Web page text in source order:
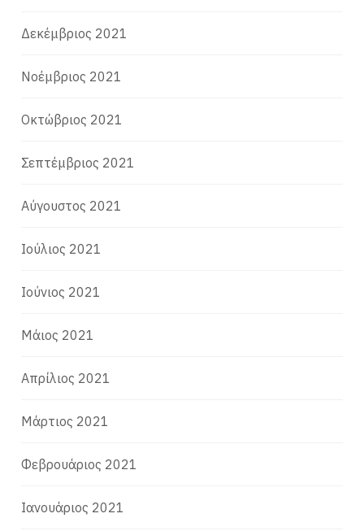
Δεκέμβριος 2021
Νοέμβριος 2021
Οκτώβριος 2021
Σεπτέμβριος 2021
Αύγουστος 2021
Ιούλιος 2021
Ιούνιος 2021
Μάιος 2021
Απρίλιος 2021
Μάρτιος 2021
Φεβρουάριος 2021
Ιανουάριος 2021